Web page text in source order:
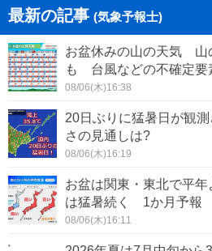
最新の記事 (気象予報士)
お盆休みの山の天気 山
も 台風などの不確定要
08/06(木)16:38
20日ぶりに猛暑日が観
さの見通しは?
08/06(木)16:19
お盆は関東・東北で平
は猛暑続く 1か月予報
08/06(木)16:11